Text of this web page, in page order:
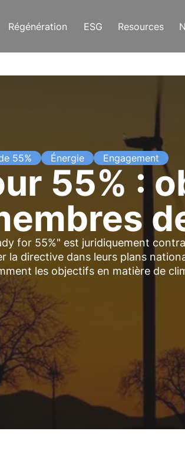
Régénération ESG Resources
55% Énergie Engagement
55% :
for 55%" est juridiquement
la directive dans leurs plans
les objectifs en matière de